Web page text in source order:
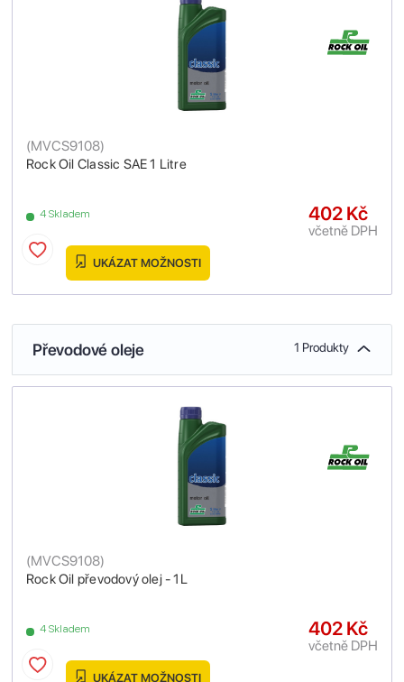
Rock Oil Classic SAE 1 Litre
(MVCS9108)
4 Skladem 402 Kč
včetně DPH
UKÁZAT MOŽNOSTI
Převodové oleje 1 Produkty
Rock Oil převodový olej - 1L
(MVCS9108)
4 Skladem 402 Kč
včetně DPH
UKÁZAT MOŽNOSTI